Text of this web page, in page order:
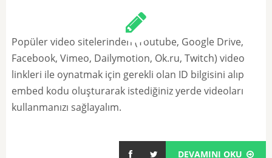
Popüler video sitelerinden (Youtube, Google Drive,
Facebook, Vimeo, Dailymotion, Ok.ru, Twitch) video
linkleri ile oynatmak için gerekli olan ID bilgisini alıp
embed kodu oluşturarak istediğiniz yerde videoları
kullanmanızı sağlayalım.
DEVAMINI OKU